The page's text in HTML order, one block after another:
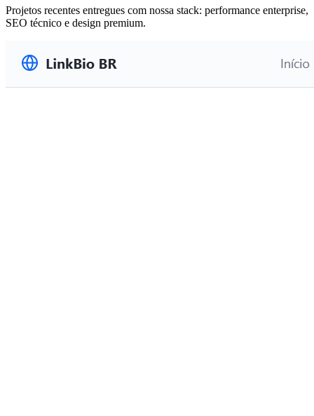
Projetos recentes entregues com nossa stack: performance enterprise,
SEO técnico e design premium.